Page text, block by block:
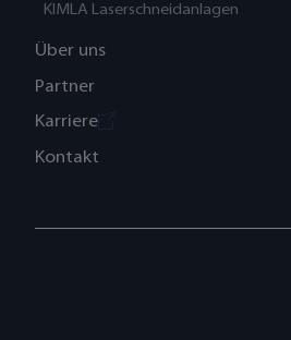
KIMLA Laserschneidanlagen
Über uns
Partner
Karriere
Kontakt